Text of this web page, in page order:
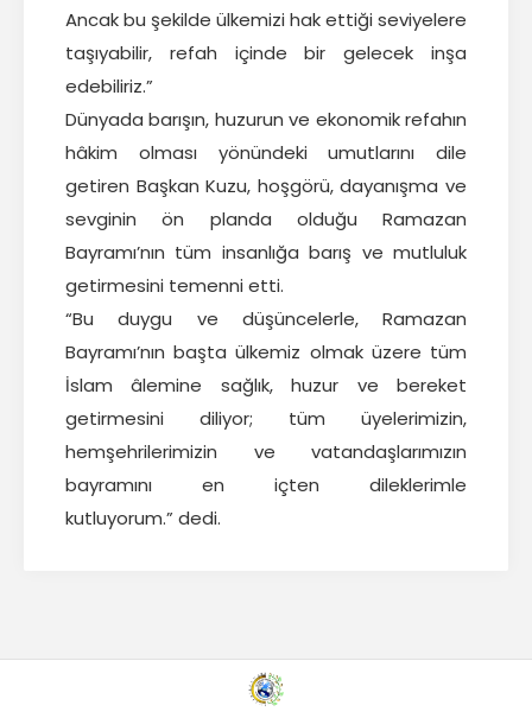
Ancak bu şekilde ülkemizi hak ettiği seviyelere
taşıyabilir, refah içinde bir gelecek inşa
edebiliriz.”
Dünyada barışın, huzurun ve ekonomik refahın
hâkim olması yönündeki umutlarını dile
getiren Başkan Kuzu, hoşgörü, dayanışma ve
sevginin ön planda olduğu Ramazan
Bayramı’nın tüm insanlığa barış ve mutluluk
getirmesini temenni etti.
“Bu duygu ve düşüncelerle, Ramazan
Bayramı’nın başta ülkemiz olmak üzere tüm
İslam âlemine sağlık, huzur ve bereket
getirmesini diliyor; tüm üyelerimizin,
hemşehrilerimizin ve vatandaşlarımızın
bayramını en içten dileklerimle
kutluyorum.” dedi.